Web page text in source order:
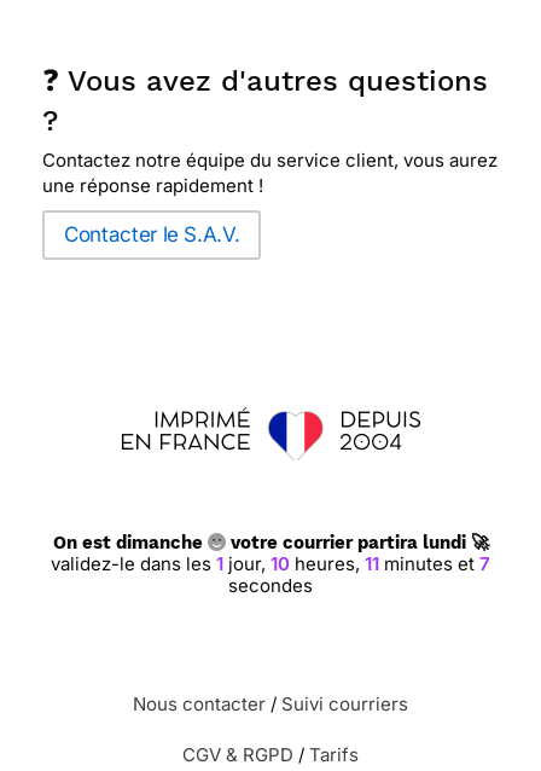
❓ Vous avez d'autres questions
?
Contactez notre équipe du service client, vous aurez
une réponse rapidement !
Contacter le S.A.V.
On est dimanche votre courrier partira lundi 🚀
validez-le dans les 1 jour, 10 heures, 11 minutes et 7
secondes
Nous contacter / Suivi courriers
CGV & RGPD / Tarifs